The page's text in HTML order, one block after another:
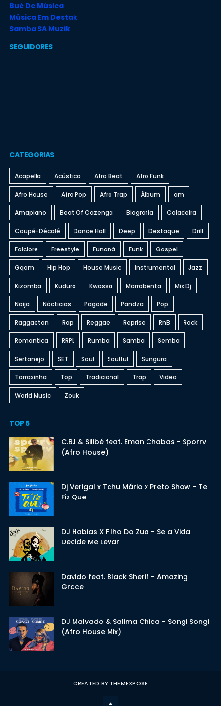
Bué De Música
Música Em Destak
Samba SA Muzik
SEGUIDORES
CATEGORIAS
Acapella Acústico Afro Beat Afro Funk
Afro House Afro Pop Afro Trap Álbum am
Amapiano Beat Of Cazenga Biografia Coladeira
Coupé-Décalé Dance Hall Deep Destaque Drill
Folclore Freestyle Funaná Funk Gospel
Gqom Hip Hop House Music Instrumental Jazz
Kizomba Kuduro Kwassa Marrabenta Mix Dj
Naija Nócticias Pagode Pandza Pop
Raggaeton Rap Reggae Reprise RnB Rock
Romantica RRPL Rumba Samba Semba
Sertanejo SET Soul Soulful Sungura
Tarraxinha Top Tradicional Trap Video
World Music Zouk
TOP 5
C.B.I & Silibé feat. Eman Chabas - Sporrv
(Afro House)
Dj Verigal x Tchu Mário x Preto Show - Te
Fiz Que
DJ Habias X Filho Do Zua - Se a Vida
Decide Me Levar
Davido feat. Black Sherif - Amazing
Grace
DJ Malvado & Salima Chica - Songi Songi
(Afro House Mix)
CREATED BY THEMEXPOSE